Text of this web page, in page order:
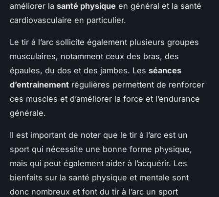
améliorer la santé physique en général et la santé
cardiovasculaire en particulier.
Le tir à l’arc sollicite également plusieurs groupes
musculaires, notamment ceux des bras, des
épaules, du dos et des jambes. Les séances
d’entrainement régulières permettent de renforcer
ces muscles et d’améliorer la force et l’endurance
générale.
Il est important de noter que le tir à l’arc est un
sport qui nécessite une bonne forme physique,
mais qui peut également aider à l’acquérir. Les
bienfaits sur la santé physique et mentale sont
donc nombreux et font du tir à l’arc un sport